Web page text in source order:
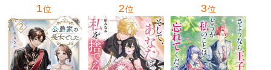
1位 2位 3位